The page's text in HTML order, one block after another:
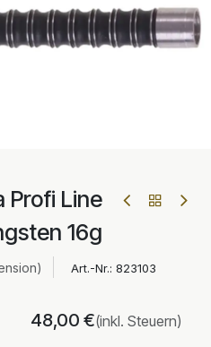
Profi Line
16g
Art.-Nr.: 823103
48,00 €(inkl. Steuern)